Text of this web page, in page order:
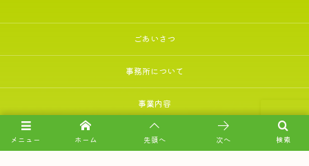
メニュー 検索
ホーム 先頭へ 次へ
ごあいさつ
事務所について
事業内容
弊所の特徴